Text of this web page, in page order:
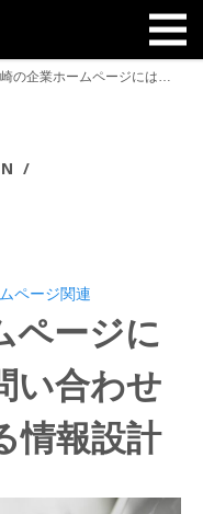
業ホームページには何を載せる？問い合わせと採用につながる情報設計
ページ関連
ページに
い合わせ
情報設計